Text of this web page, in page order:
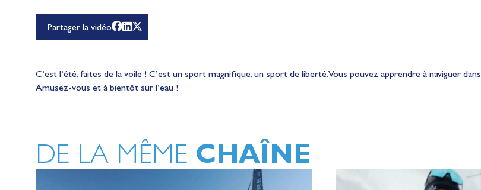
Partager la vidéo
C’est l’été, faites de la voile ! C’est un sport magnifique, un sport de liberté. Vous pouvez apprendre à naviguer
Amusez-vous et à bientôt sur l’eau !
DE LA MÊME CHAÎNE